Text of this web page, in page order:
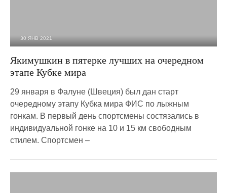
30 ЯНВ 2021
Якимушкин в пятерке лучших на очередном
этапе Кубке мира
29 января в Фалуне (Швеция) был дан старт
очередному этапу Кубка мира ФИС по лыжным
гонкам. В первый день спортсмены состязались в
индивидуальной гонке на 10 и 15 км свободным
стилем. Спортсмен –